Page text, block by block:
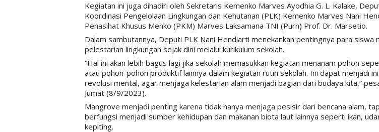
Kegiatan ini juga dihadiri oleh Sekretaris Kemenko Marves Ayodhia G. L. Kalake,
Koordinasi Pengelolaan Lingkungan dan Kehutanan (PLK) Kemenko Marves Nani
Penasihat Khusus Menko (PKM) Marves Laksamana TNI (Purn) Prof. Dr. Marsetio.
Dalam sambutannya, Deputi PLK Nani Hendiarti menekankan pentingnya para siswa
pelestarian lingkungan sejak dini melalui kurikulum sekolah.
“Hal ini akan lebih bagus lagi jika sekolah memasukkan kegiatan menanam pohon
atau pohon-pohon produktif lainnya dalam kegiatan rutin sekolah. Ini dapat menjadi
revolusi mental, agar menjaga kelestarian alam menjadi bagian dari budaya kita,”
Jumat (8/9/2023).
Mangrove menjadi penting karena tidak hanya menjaga pesisir dari bencana alam,
berfungsi menjadi sumber kehidupan dan makanan biota laut lainnya seperti ikan,
kepiting.